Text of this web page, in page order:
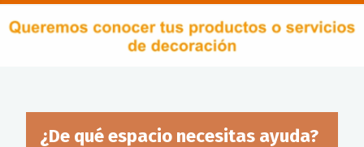
¿De qué espacio necesitas ayuda?